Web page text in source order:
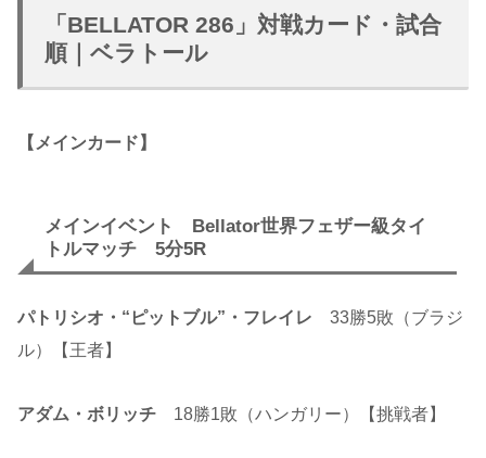
「BELLATOR 286」対戦カード・試合
順｜ベラトール
【メインカード】
メインイベント Bellator世界フェザー級タイ
トルマッチ 5分5R
パトリシオ・“ピットブル”・フレイレ 33勝5敗（ブラジ
ル）【王者】
アダム・ボリッチ 18勝1敗（ハンガリー）【挑戦者】